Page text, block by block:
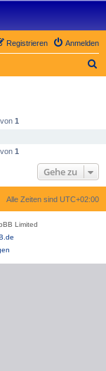
Anmelden
Registrieren
von 1
von 1
Gehe zu
Alle Zeiten sind UTC+02:00
Limited